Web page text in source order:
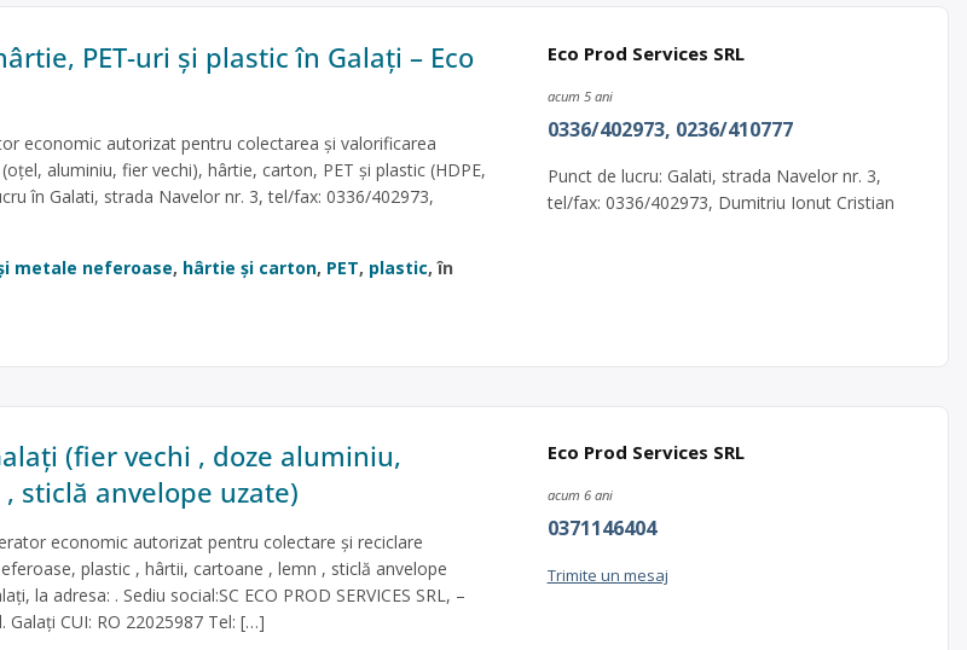
PET-uri și plastic în Galați – Eco
economic autorizat pentru colectarea și valorificarea
aluminiu, fier vechi), hârtie, carton, PET și plastic (HDPE,
în Galati, strada Navelor nr. 3, tel/fax: 0336/402973,
metale neferoase, hârtie și carton, PET, plastic, în
Eco Prod Services SRL
acum 5 ani
0336/402973, 0236/410777
Punct de lucru: Galati, strada Navelor nr. 3,
tel/fax: 0336/402973, Dumitriu Ionut Cristian
(fier vechi , doze aluminiu,
sticlă anvelope uzate)
economic autorizat pentru colectare și reciclare
plastic , hârtii, cartoane , lemn , sticlă anvelope
la adresa: . Sediu social:SC ECO PROD SERVICES SRL, –
Galați CUI: RO 22025987 Tel: […]
Eco Prod Services SRL
acum 6 ani
0371146404
Trimite un mesaj